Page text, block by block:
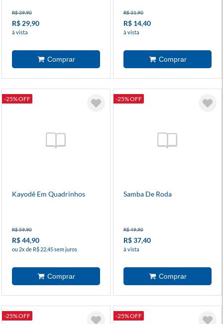
R$ 39,90
R$ 29,90
à vista
R$ 31,90
R$ 14,40
à vista
-25% OFF
Kayodê Em Quadrinhos
R$ 59,90
R$ 44,90
ou 2x de R$ 22,45 sem juros
-25% OFF
Samba De Roda
R$ 49,90
R$ 37,40
à vista
-25% OFF -25% OFF